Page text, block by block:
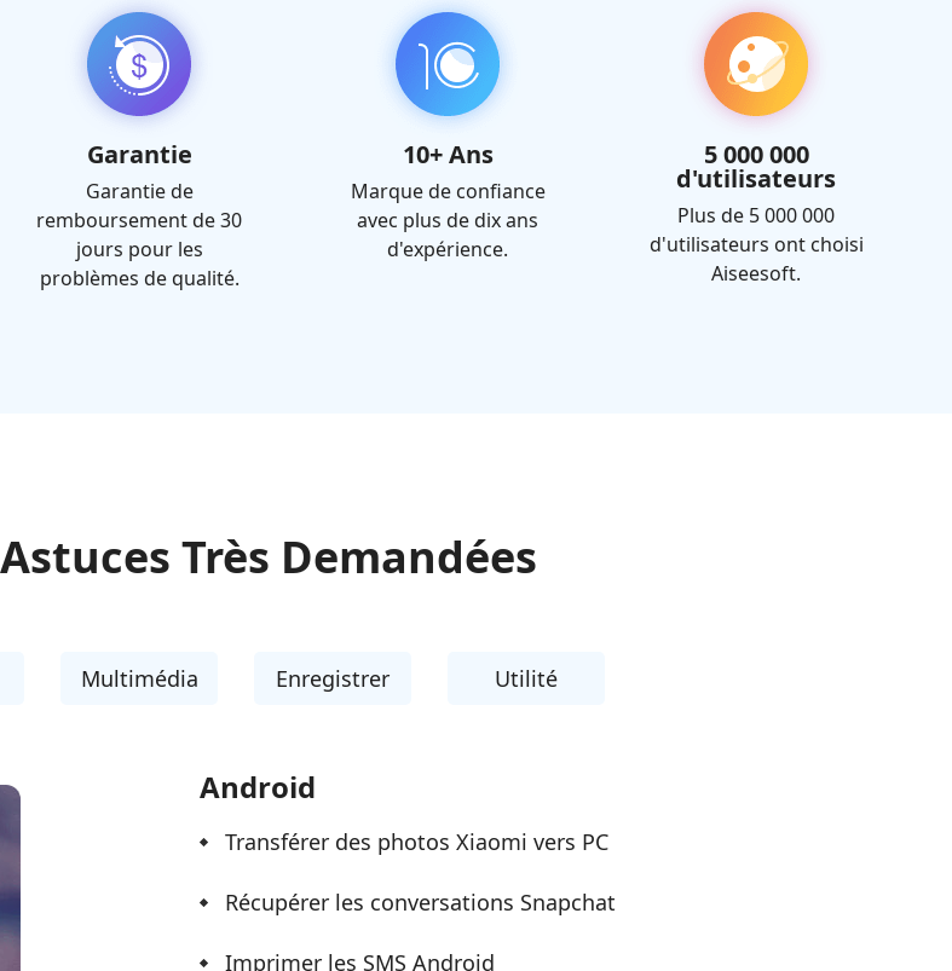
Garantie
Garantie de
remboursement de 30
jours pour les
problèmes de qualité.
10+ Ans
Marque de confiance
avec plus de dix ans
d'expérience.
5 000 000
d'utilisateurs
Plus de 5 000 000
d'utilisateurs ont choisi
Aiseesoft.
Très Demandées
Multimédia Enregistrer Utilité
Android
Transférer des photos Xiaomi vers PC
Récupérer les conversations Snapchat
Imprimer les SMS Android